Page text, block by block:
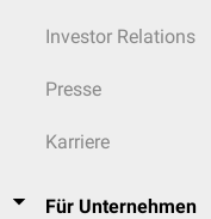
Investor Relations
Presse
Karriere
Für Unternehmen